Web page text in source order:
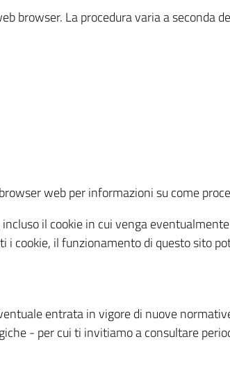
browser. La procedura varia a seconda
web per informazioni su come
il cookie in cui venga
cookie, il funzionamento di questo sito
entrata in vigore di nuove
- per cui ti invitiamo a consultare